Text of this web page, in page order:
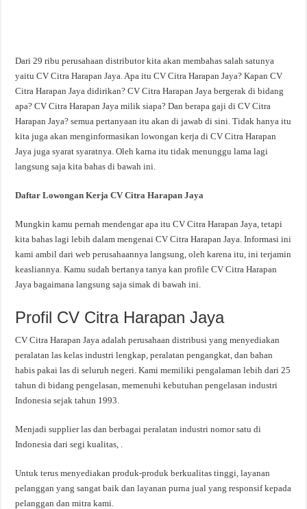
Dari 29 ribu perusahaan distributor kita akan membahas salah satunya
yaitu CV Citra Harapan Jaya. Apa itu CV Citra Harapan Jaya? Kapan CV
Citra Harapan Jaya didirikan? CV Citra Harapan Jaya bergerak di bidang
apa? CV Citra Harapan Jaya milik siapa? Dan berapa gaji di CV Citra
Harapan Jaya? semua pertanyaan itu akan di jawab di sini. Tidak hanya itu
kita juga akan menginformasikan lowongan kerja di CV Citra Harapan
Jaya juga syarat syaratnya. Oleh karna itu tidak menunggu lama lagi
langsung saja kita bahas di bawah ini.
Daftar Lowongan Kerja CV Citra Harapan Jaya
Mungkin kamu pernah mendengar apa itu CV Citra Harapan Jaya, tetapi
kita bahas lagi lebih dalam mengenai CV Citra Harapan Jaya. Informasi ini
kami ambil dari web perusahaannya langsung, oleh karena itu, ini terjamin
keasliannya. Kamu sudah bertanya tanya kan profile CV Citra Harapan
Jaya bagaimana langsung saja simak di bawah ini.
Profil CV Citra Harapan Jaya
CV Citra Harapan Jaya adalah perusahaan distribusi yang menyediakan
peralatan las kelas industri lengkap, peralatan pengangkat, dan bahan
habis pakai las di seluruh negeri. Kami memiliki pengalaman lebih dari 25
tahun di bidang pengelasan, memenuhi kebutuhan pengelasan industri
Indonesia sejak tahun 1993.
Menjadi supplier las dan berbagai peralatan industri nomor satu di
Indonesia dari segi kualitas, .
Untuk terus menyediakan produk-produk berkualitas tinggi, layanan
pelanggan yang sangat baik dan layanan purna jual yang responsif kepada
pelanggan dan mitra kami.